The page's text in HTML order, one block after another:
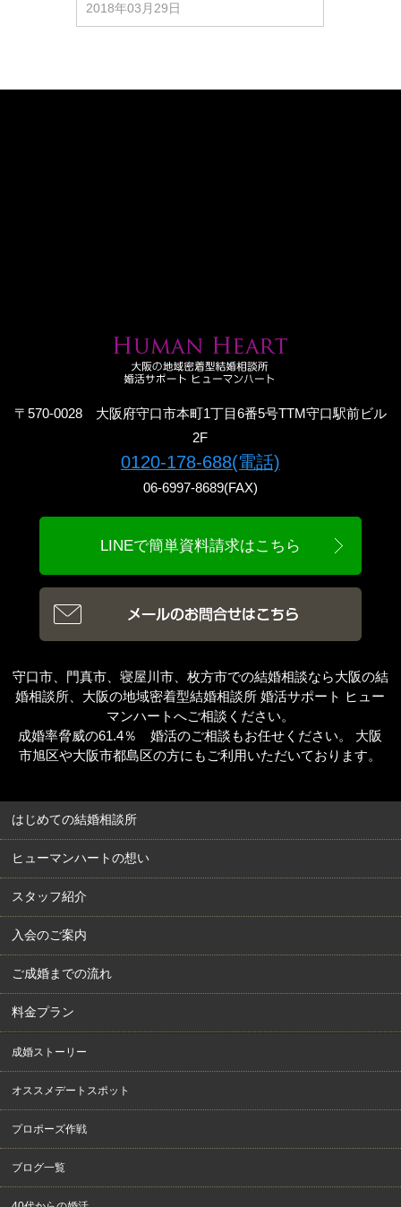
2018年03月29日
〒570-0028 大阪府守口市本町1丁目6番5号TTM守口駅前ビル
2F
0120-178-688(電話)
06-6997-8689(FAX)
LINEで簡単資料請求はこちら
守口市、門真市、寝屋川市、枚方市での結婚相談なら大阪の結
婚相談所、大阪の地域密着型結婚相談所 婚活サポート ヒュー
マンハートへご相談ください。
成婚率脅威の61.4％ 婚活のご相談もお任せください。 大阪
市旭区や大阪市都島区の方にもご利用いただいております。
はじめての結婚相談所
ヒューマンハートの想い
スタッフ紹介
入会のご案内
ご成婚までの流れ
料金プラン
成婚ストーリー
オススメデートスポット
プロポーズ作戦
ブログ一覧